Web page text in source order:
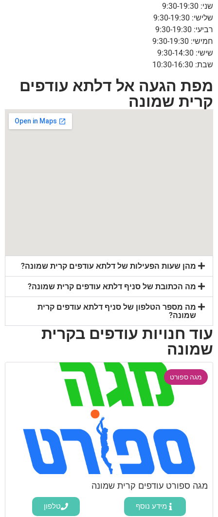
שני: 9:30-19:30
שלישי: 9:30-19:30
רביעי: 9:30-19:30
חמישי: 9:30-19:30
שישי: 9:30-14:30
שבת: 10:30-16:30
מפת הגעה אל דלתא עודפים
קרית שמונה
מהן שעות הפעילות של דלתא עודפים קרית שמונה?
מה הכתובת של סניף דלתא עודפים קרית שמונה?
מה מספר הטלפון של סניף דלתא עודפים קרית
שמונה?
עוד חנויות עודפים בקרית
שמונה
מגה ספורט
מגה ספורט עודפים קרית שמונה
מידע נוסף טלפון